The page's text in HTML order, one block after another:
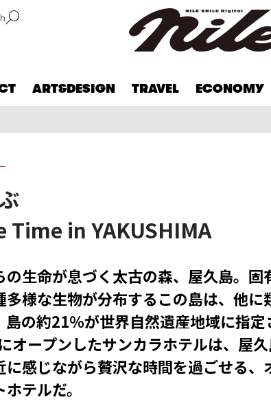
ART&DESIGN TRAVEL ECONOMY
ぶ
Time in YAKUSHIMA
の生命が息づく太古の森、屋久島。固
多様な生物が分布するこの島は、他に
島の約21％が世界自然遺産地域に指定
オープンしたサンカラホテルは、屋
に感じながら贅沢な時間を過ごせる、
テルだ。